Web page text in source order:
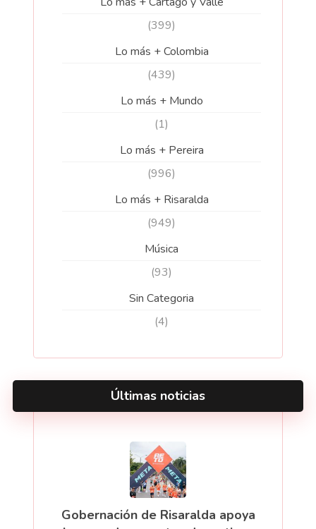
(399)
Lo más + Colombia
(439)
Lo más + Mundo
(1)
Lo más + Pereira
(996)
Lo más + Risaralda
(949)
Música
(93)
Sin Categoria
(4)
Últimas noticias
Gobernación de Risaralda apoya